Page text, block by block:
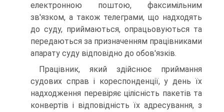
електронною поштою, факсимільним
зв'язком, а також телеграми, що надходять
до суду, приймаються, опрацьовуються та
передаються за призначенням працівниками
апарату суду відповідно до обов'язків.
Працівник, який здійснює приймання
судових справ і кореспонденції, у день їх
надходження перевіряє цілісність пакетів та
конвертів і відповідність їх адресування, з